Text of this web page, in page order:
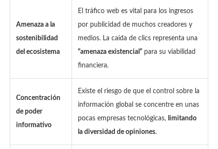
Amenaza a la
sostenibilidad
del ecosistema
El tráfico web es vital para los ingresos
por publicidad de muchos creadores y
medios. La caída de clics representa una
“amenaza existencial” para su viabilidad
financiera.
Concentración
de poder
informativo
Existe el riesgo de que el control sobre la
información global se concentre en unas
pocas empresas tecnológicas, limitando
la diversidad de opiniones.